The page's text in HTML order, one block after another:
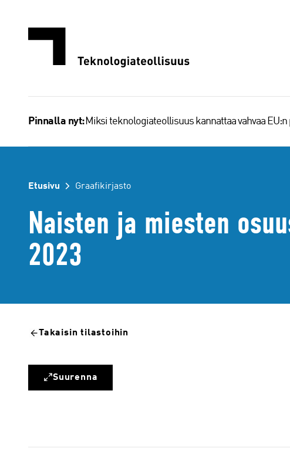
Pinnalla nyt: Miksi teknologiateollisuus kannattaa vahvaa
Etusivu Graafikirjasto
Naisten ja miesten
2023
Takaisin tilastoihin
Suurenna